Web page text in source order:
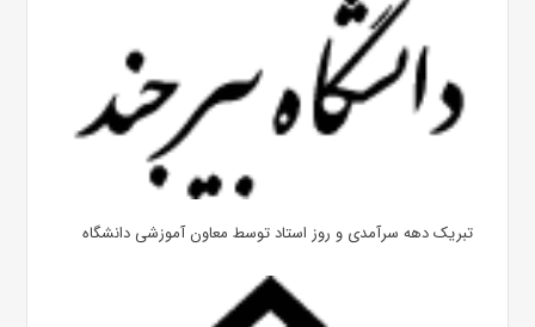
تبریک دهه سرآمدی و روز استاد توسط معاون آموزشی دانشگاه